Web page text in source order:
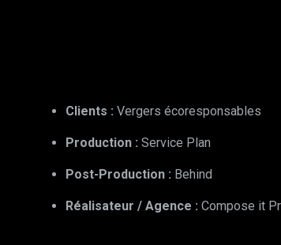
Clients : Vergers écoresponsables
Production : Service Plan
Post-Production : Behind
Réalisateur / Agence : Compose it